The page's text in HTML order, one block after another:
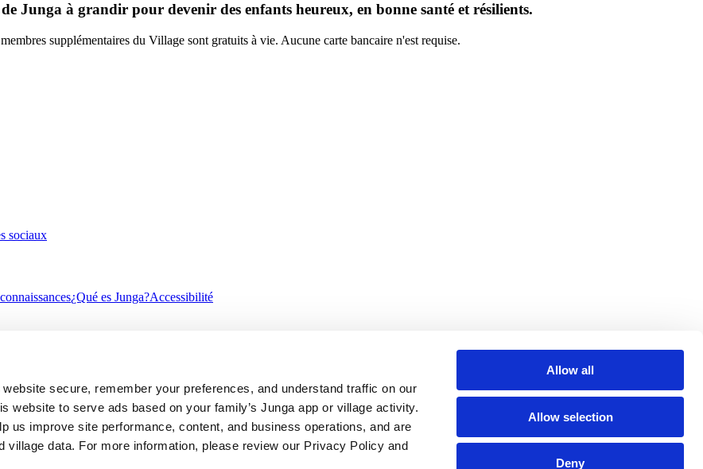
secure, remember your preferences, and understand traffic on our
website to serve ads based on your family’s Junga app or village activity.
us improve site performance, content, and business operations, and are
village data. For more information, please review our Privacy Policy and
Allow all
Allow selection
Deny
Junga à grandir pour devenir des enfants heureux, en bonne santé et résilients.
supplémentaires du Village sont gratuits à vie. Aucune carte bancaire n'est requise.
sociaux
¿Qué es Junga?Accessibilité